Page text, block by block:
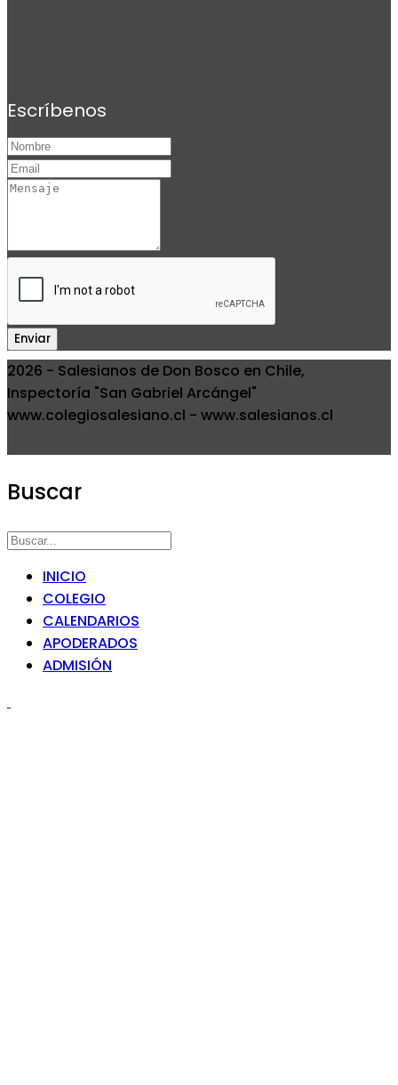
Escríbenos
Enviar
2026 - Salesianos de Don Bosco en Chile,
Inspectoría "San Gabriel Arcángel"
www.colegiosalesiano.cl - www.salesianos.cl
Buscar
INICIO
COLEGIO
CALENDARIOS
APODERADOS
ADMISIÓN